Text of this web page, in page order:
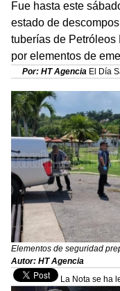
Fue hasta este
estado de
tuberías de
por elementos de
Por: HT Agencia El Día
Elementos de seguridad
Autor: HT Agencia
La Nota se ha